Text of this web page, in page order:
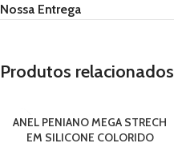
Nossa Entrega
Produtos relacionados
ANEL PENIANO MEGA STRECH
EM SILICONE COLORIDO